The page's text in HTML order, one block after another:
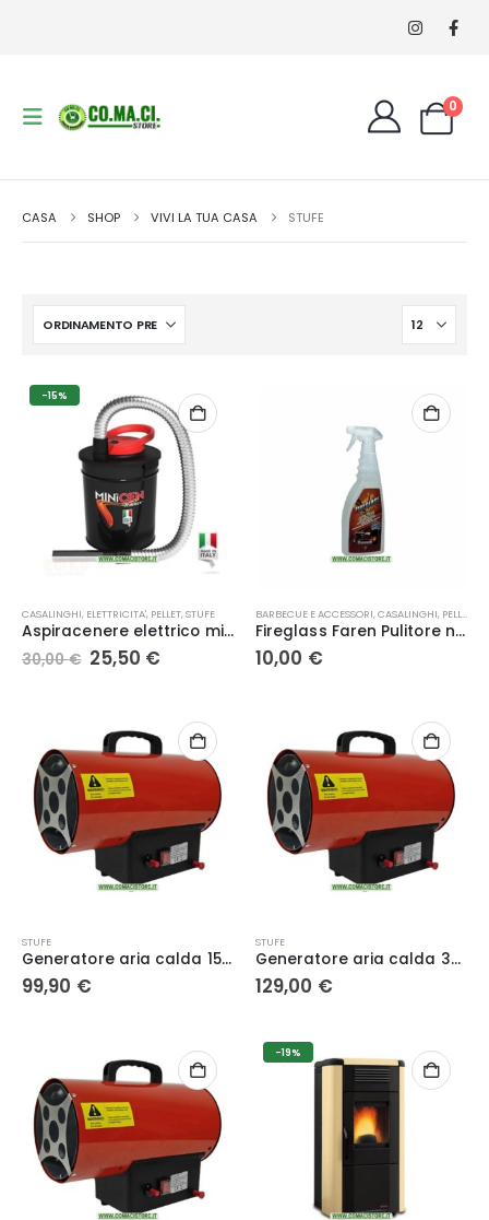
0
CASA SHOP VIVI LA TUA CASA STUFE
-15%
CASALINGHI, ELETTRICITA', PELLET,STUFE
Aspiracenere elettrico minicen 10l 800w – Ribimex
30,00€ Il
prezzo
30,00 €.
25,50 €
25,50 €.
BARBECUE E ACCESSORI,CASALINGHI, PELLET
Fireglass Faren Pulitore nero fumo750ml vetro camini stufe pellet barbecue cucina
10,00 €
STUFE
Generatore aria calda 15 kw – serie UNK-G
99,90 €
STUFE
Generatore aria calda 30 kw – serie UNK-G
129,00 €
-19%